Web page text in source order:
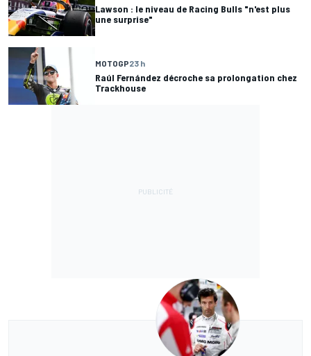
Lawson : le niveau de Racing Bulls "n'est plus
une surprise"
MOTOGP23 h
Raúl Fernández décroche sa prolongation chez
Trackhouse